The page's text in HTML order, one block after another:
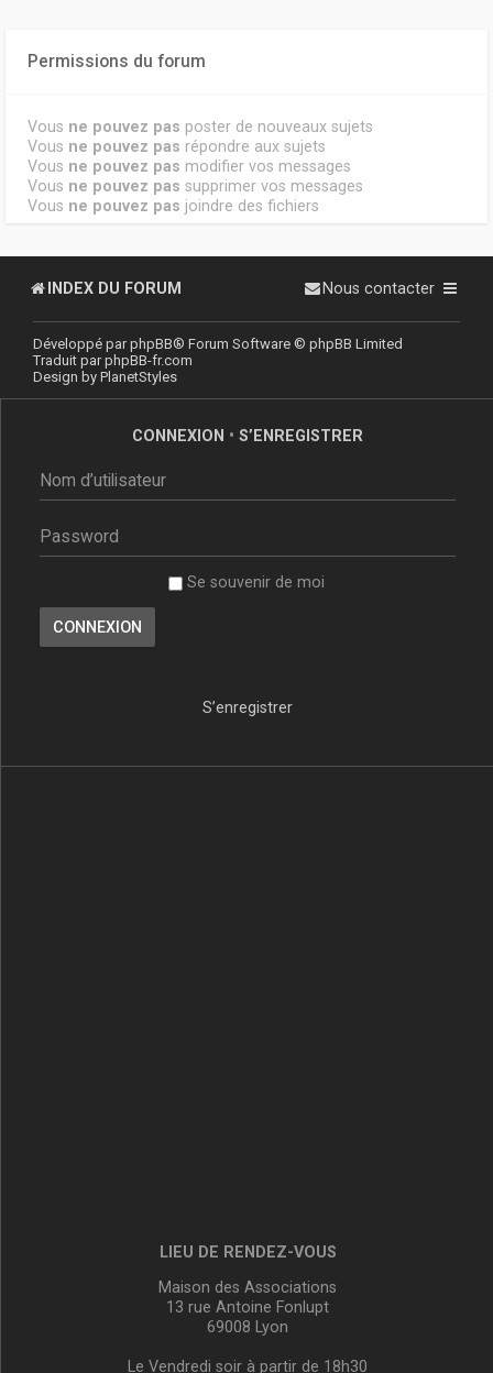
Permissions du forum
Vous ne pouvez pas poster de nouveaux sujets
Vous ne pouvez pas répondre aux sujets
Vous ne pouvez pas modifier vos messages
Vous ne pouvez pas supprimer vos messages
Vous ne pouvez pas joindre des fichiers
INDEX DU FORUM Nous contacter
Développé parphpBB® Forum Software © phpBB Limited
Traduit parphpBB-fr.com
Design by PlanetStyles
CONNEXION • S’ENREGISTRER
Se souvenir de moi
S’enregistrer
LIEU DE RENDEZ-VOUS
Maison des Associations
13 rue Antoine Fonlupt
69008 Lyon
Le Vendredi soir à partir de 18h30